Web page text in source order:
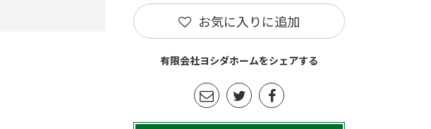
お気に入りに追加
有限会社ヨシダホームをシェアする